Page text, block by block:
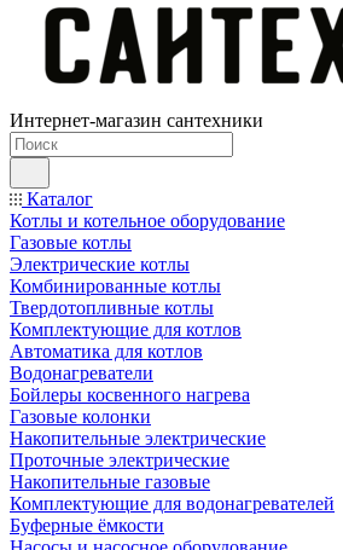
Интернет-магазин сантехники
Каталог
Котлы и котельное оборудование
Газовые котлы
Электрические котлы
Комбинированные котлы
Твердотопливные котлы
Комплектующие для котлов
Автоматика для котлов
Водонагреватели
Бойлеры косвенного нагрева
Газовые колонки
Накопительные электрические
Проточные электрические
Накопительные газовые
Комплектующие для водонагревателей
Буферные ёмкости